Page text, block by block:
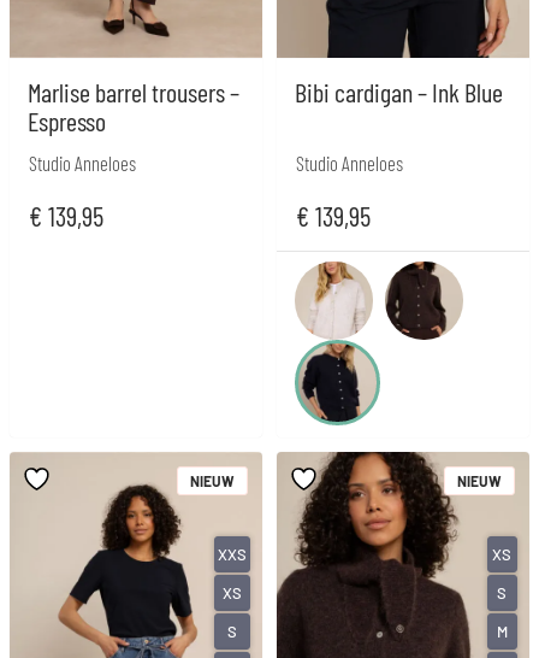
Marlise barrel trousers –
Espresso
Studio Anneloes
€ 139,95
Bibi cardigan – Ink Blue
Studio Anneloes
€ 139,95
NIEUW
XXS
XS
S
NIEUW
XS
S
M